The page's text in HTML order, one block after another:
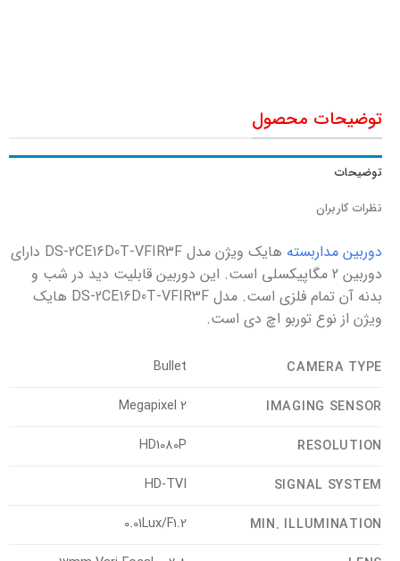
توضیحات محصول
توضیحات
نظرات کاربران
دوربین مداربسته
هایک ویژن مدل DS-2CE16D0T-VFIR3F دارای
دوربین 2 مگاپیکسلی است. این دوربین قابلیت دید در شب و
بدنه آن تمام فلزی است. مدل DS-2CE16D0T-VFIR3F هایک
ویژن از نوع توربو اچ دی است.
CAMERA TYPE
Bullet
IMAGING SENSOR
2 Megapixel
RESOLUTION
HD1080P
SIGNAL SYSTEM
HD-TVI
MIN. ILLUMINATION
0.01Lux/F1.2